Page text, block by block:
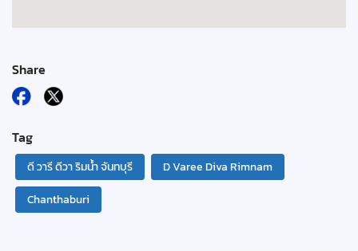
Share
Tag
ดี วารี ดีวา ริมน้ำ จันทบุรี
D Varee Diva Rimnam
Chanthaburi